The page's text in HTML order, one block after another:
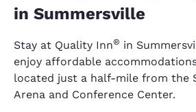
in Summersville
Stay at Quality Inn® in
enjoy affordable
located just a half-mile from the
Arena and Conference Center.